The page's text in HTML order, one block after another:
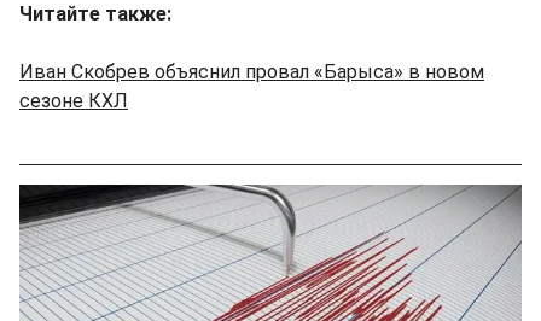
Читайте также:
Иван Скобрев объяснил провал «Барыса» в новом
сезоне КХЛ